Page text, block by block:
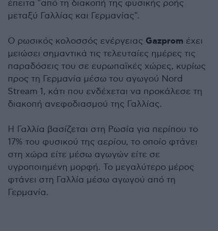
έπειτα "από τη διακοπή της φυσικής ροής
μεταξύ Γαλλίας και Γερμανίας".
Ο ρωσικός κολοσσός ενέργειας Gazprom έχει
μειώσει σημαντικά τις τελευταίες ημέρες τις
παραδόσεις του σε ευρωπαϊκές χώρες, κυρίως
προς τη Γερμανία μέσω του αγωγού Nord
Stream 1, κάτι που ενδέχεται να προκάλεσε τη
διακοπή ανεφοδιασμού της Γαλλίας.
Η Γαλλία βασίζεται στη Ρωσία για περίπου το
17% του φυσικού της αερίου, το οποίο φτάνει
στη χώρα είτε μέσω αγωγών είτε σε
υγροποιημένη μορφή. Το μεγαλύτερο μέρος
φτάνει στη Γαλλία μέσω αγωγού από τη
Γερμανία.